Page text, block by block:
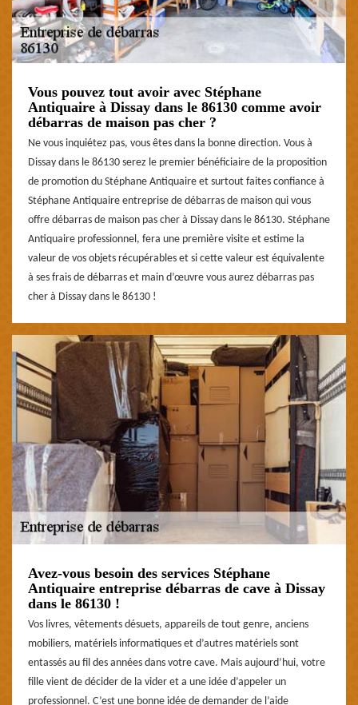
Vous pouvez tout avoir avec Stéphane
Antiquaire à Dissay dans le 86130 comme avoir
débarras de maison pas cher ?
Ne vous inquiétez pas, vous êtes dans la bonne direction. Vous à
Dissay dans le 86130 serez le premier bénéficiaire de la proposition
de promotion du Stéphane Antiquaire et surtout faites confiance à
Stéphane Antiquaire entreprise de débarras de maison qui vous
offre débarras de maison pas cher à Dissay dans le 86130. Stéphane
Antiquaire professionnel, fera une première visite et estime la
valeur de vos objets récupérables et si cette valeur est équivalente
à ses frais de débarras et main d’œuvre vous aurez débarras pas
cher à Dissay dans le 86130 !
Avez-vous besoin des services Stéphane
Antiquaire entreprise débarras de cave à Dissay
dans le 86130 !
Vos livres, vêtements désuets, appareils de tout genre, anciens
mobiliers, matériels informatiques et d’autres matériels sont
entassés au fil des années dans votre cave. Mais aujourd’hui, votre
fille vient de décider de la vider et a une idée d’appeler un
professionnel. C’est une bonne idée de demander de l’aide